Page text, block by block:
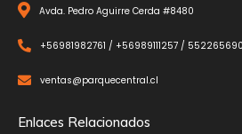
Avda. Pedro Aguirre Cerda #8480
+56981982761 / +56989111257 / 552265690
ventas@parquecentral.cl
Enlaces Relacionados